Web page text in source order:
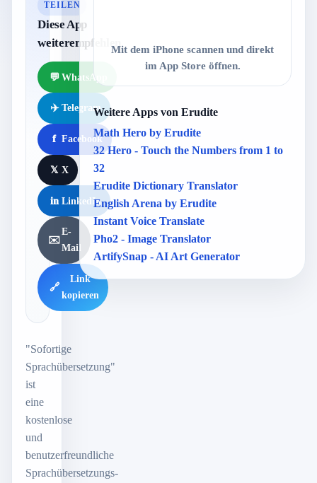
TEILEN
Diese App
weiterempfehlen
💬 WhatsApp
✈️ Telegram
f Facebook
𝕏 X
in LinkedIn
✉️
E-
Mail
🔗
Link
kopieren
"Sofortige
Sprachübersetzung"
ist
eine
kostenlose
und
benutzerfreundliche
Sprachübersetzungs-
Mit dem iPhone scannen und direkt
im App Store öffnen.
Weitere Apps von Erudite
Math Hero by Erudite
32 Hero - Touch the Numbers from 1 to
32
Erudite Dictionary Translator
English Arena by Erudite
Instant Voice Translate
Pho2 - Image Translator
ArtifySnap - AI Art Generator